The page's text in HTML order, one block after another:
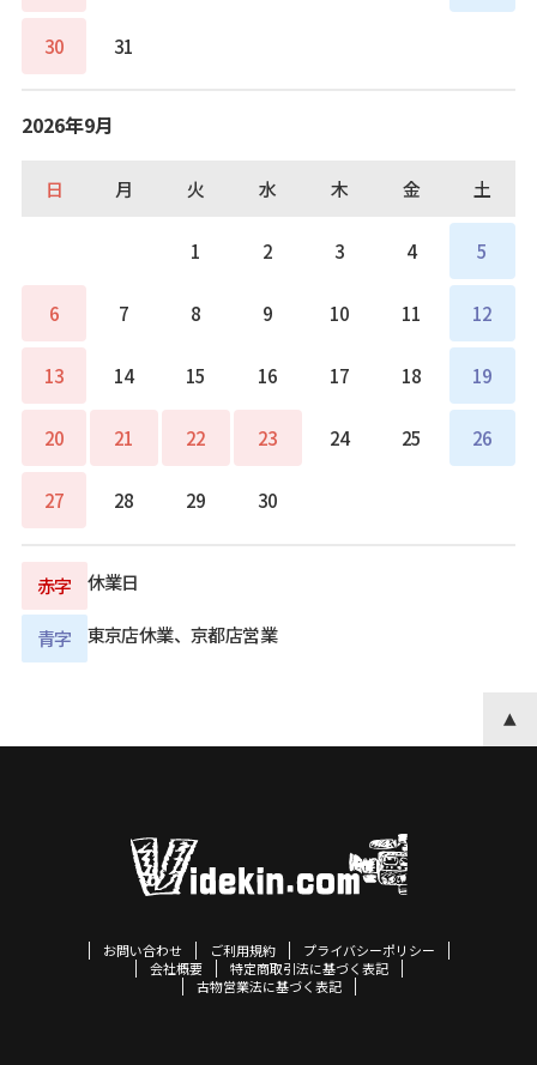
30 31
2026年9月
日 月 火 水 木 金 土
1 2 3 4 5
6 7 8 9 10 11 12
13 14 15 16 17 18 19
20 21 22 23 24 25 26
27 28 29 30
赤字 休業日
青字 東京店休業、京都店営業
お問い合わせ ご利用規約
プライバシーポリシー
会社概要
特定商取引法に基づく表記
古物営業法に基づく表記